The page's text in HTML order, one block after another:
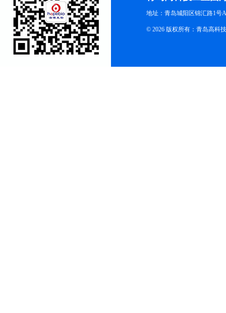
地址：青岛城阳区锦汇路1号
© 2026 版权所有：青岛高科